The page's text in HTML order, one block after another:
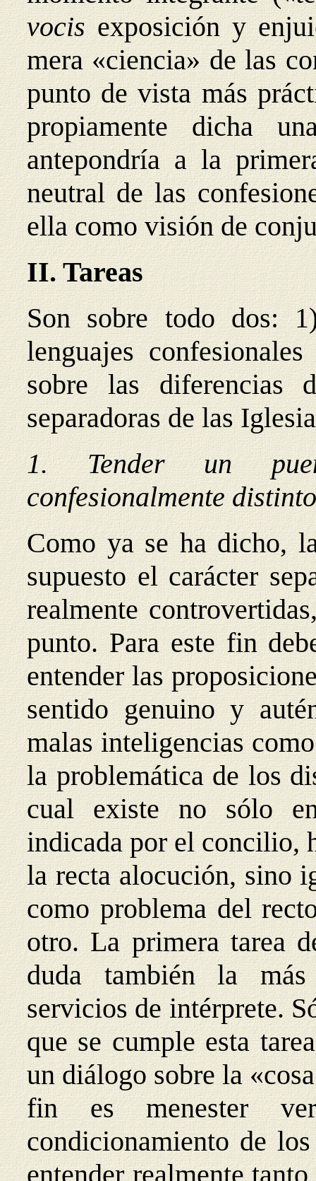
vocis exposición y
mera «ciencia» de las
punto de vista más
propiamente dicha
antepondría a la
neutral de las
ella como visión de
II. Tareas
Son sobre todo dos:
lenguajes
sobre las diferencias
separadoras de las
1. Tender un
confesionalmente
Como ya se ha dicho,
supuesto el carácter
realmente
punto. Para este fin
entender las
sentido genuino y
malas inteligencias
la problemática de los
cual existe no sólo
indicada por el concilio,
la recta alocución, sino
como problema del
otro. La primera tarea
duda también la
servicios de intérprete.
que se cumple esta
un diálogo sobre la
fin es menester
condicionamiento de
entender realmente